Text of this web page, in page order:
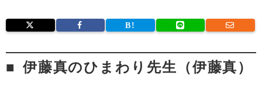
伊藤真のひまわり先生（伊藤真）